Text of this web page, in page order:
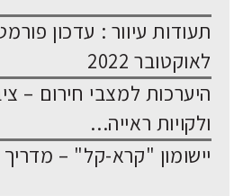
תעודות עיוור : עדכון
לאוקטובר 2022
היערכות למצבי חירום –
ולקויות ראייה...
יישומון "קרא-קל" –